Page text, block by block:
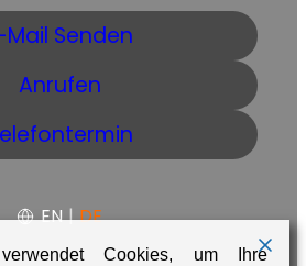
Mail Senden
Anrufen
EN | DE
Cookies, um Ihre